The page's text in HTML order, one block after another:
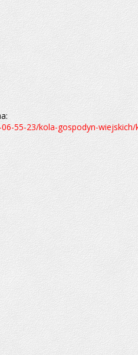
55-23/kola-gospodyn-